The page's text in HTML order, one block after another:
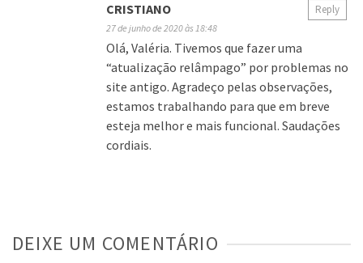
CRISTIANO
27 de junho de 2020 às 18:48
Olá, Valéria. Tivemos que fazer uma
“atualização relâmpago” por problemas no
site antigo. Agradeço pelas observações,
estamos trabalhando para que em breve
esteja melhor e mais funcional. Saudações
cordiais.
Reply
DEIXE UM COMENTÁRIO